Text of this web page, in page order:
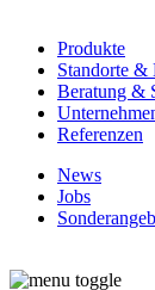
Produkte
Standorte &
Beratung &
Referenzen
News
Jobs